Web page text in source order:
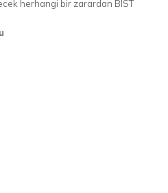
herhangi bir zarardan BIST